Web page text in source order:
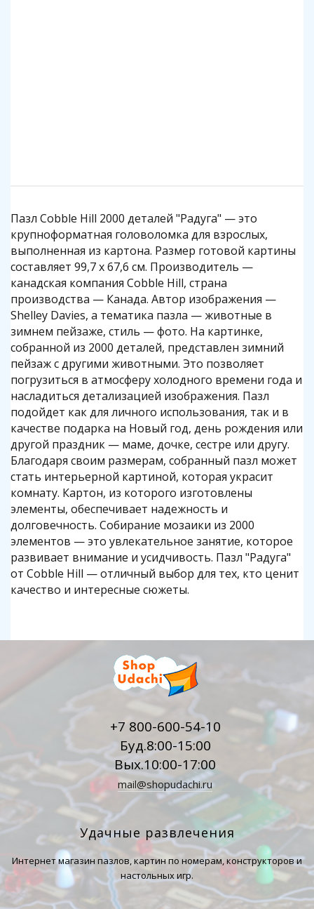
Пазл Cobble Hill 2000 деталей "Радуга" — это
крупноформатная головоломка для взрослых,
выполненная из картона. Размер готовой картины
составляет 99,7 x 67,6 см. Производитель —
канадская компания Cobble Hill, страна
производства — Канада. Автор изображения —
Shelley Davies, а тематика пазла — животные в
зимнем пейзаже, стиль — фото. На картинке,
собранной из 2000 деталей, представлен зимний
пейзаж с другими животными. Это позволяет
погрузиться в атмосферу холодного времени года и
насладиться детализацией изображения. Пазл
подойдет как для личного использования, так и в
качестве подарка на Новый год, день рождения или
другой праздник — маме, дочке, сестре или другу.
Благодаря своим размерам, собранный пазл может
стать интерьерной картиной, которая украсит
комнату. Картон, из которого изготовлены
элементы, обеспечивает надежность и
долговечность. Собирание мозаики из 2000
элементов — это увлекательное занятие, которое
развивает внимание и усидчивость. Пазл "Радуга"
от Cobble Hill — отличный выбор для тех, кто ценит
качество и интересные сюжеты.
+7 800-600-54-10
Буд.8:00-15:00
Вых.10:00-17:00
mail@shopudachi.ru
Удачные развлечения
Интернет магазин пазлов, картин по номерам, конструкторов и
настольных игр.